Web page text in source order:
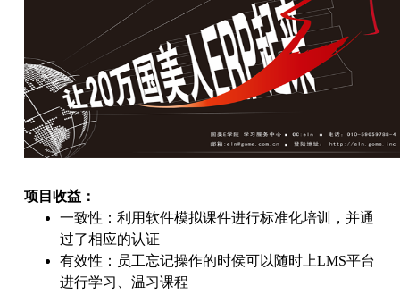
项目收益：
一致性：利用软件模拟课件进行标准化培训，并通
过了相应的认证
有效性：员工忘记操作的时侯可以随时上LMS平台
进行学习、温习课程